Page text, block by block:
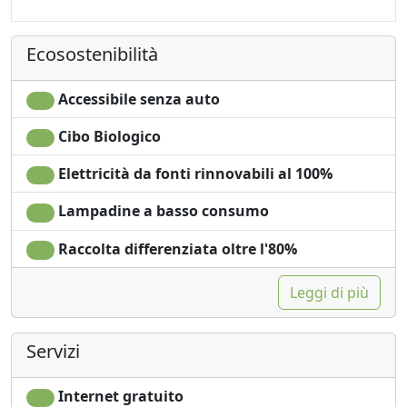
Culla
Cucina
Asciugacapelli
Soggiorno
Stendibiancheria
Asciugamani
Lenzuola
Armadio o
Guardaroba
Pavimento in legno
Doccia
no monodose
Vista panoramica
Microonde
Ecosostenibilità
Accessibile senza auto
Cibo Biologico
Elettricità da fonti rinnovabili al 100%
Lampadine a basso consumo
Raccolta differenziata oltre l'80%
Leggi di più
Servizi
Internet gratuito